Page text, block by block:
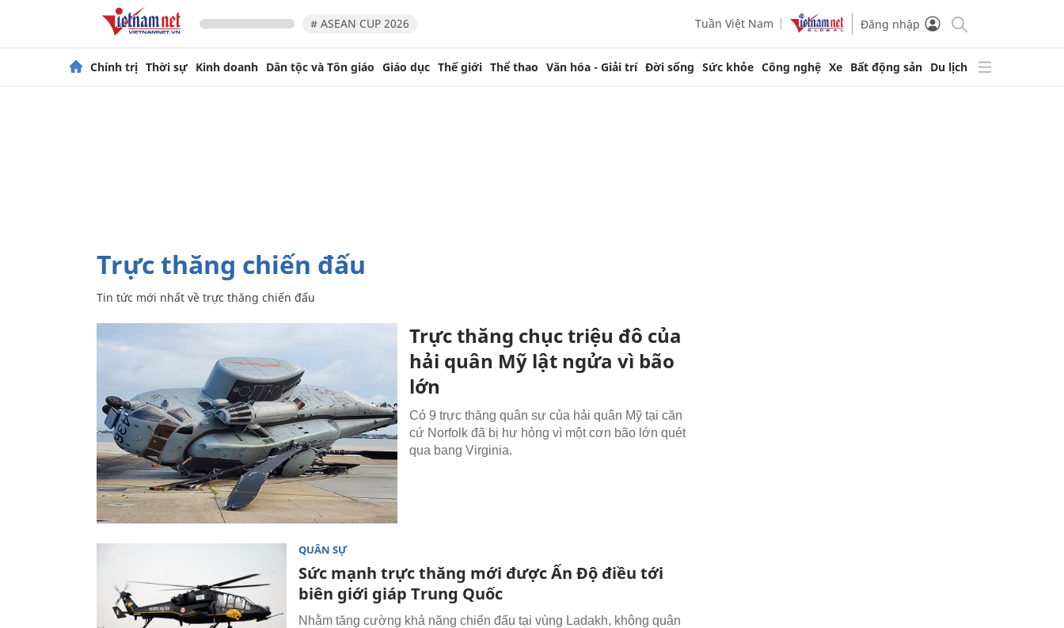
# ASEAN CUP 2026 Tuần Việt Nam Đăng nhập
Chính trị Thời sự Kinh doanh Dân tộc và Tôn giáo Giáo dục Thế giới Thể thao Văn hóa - Giải trí Đời sống Sức khỏe Công nghệ Xe Bất động sản Du lịch
trực thăng chiến đấu
Tin tức mới nhất về trực thăng chiến đấu
Trực thăng chục triệu đô của
hải quân Mỹ lật ngửa vì bão
lớn
Có 9 trực thăng quân sự của hải quân Mỹ tại căn
cứ Norfolk đã bị hư hỏng vì một cơn bão lớn quét
qua bang Virginia.
QUÂN SỰ
Sức mạnh trực thăng mới được Ấn Độ điều tới
biên giới giáp Trung Quốc
Nhằm tăng cường khả năng chiến đấu tại vùng Ladakh, không quân